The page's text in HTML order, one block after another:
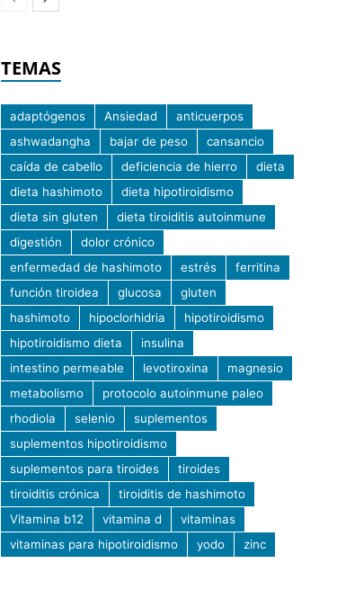
TEMAS
adaptógenos Ansiedad
anticuerpos
ashwadangha
bajar de peso
cansancio
caída de cabello
deficiencia de hierro
dieta
dieta hashimoto
dieta hipotiroidismo
dieta sin gluten
dieta tiroiditis autoinmune
digestión
dolor crónico
enfermedad de hashimoto
estrés
ferritina
función tiroidea
glucosa
gluten
hashimoto
hipoclorhidria
hipotiroidismo
hipotiroidismo dieta
insulina
intestino permeable
levotiroxina
magnesio
metabolismo
protocolo autoinmune paleo
rhodiola
selenio
suplementos
suplementos hipotiroidismo
suplementos para tiroides
tiroides
tiroiditis crónica
tiroiditis de hashimoto
Vitamina b12
vitamina d
vitaminas
vitaminas para hipotiroidismo
yodo zinc